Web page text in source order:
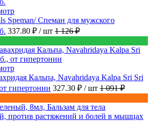
Speman/ Спеман для мужского
337.80 ₽ / шт 1 126 ₽
Кальпа, Navahridaya Kalpa Sri Sri
гипертонии 327.30 ₽ / шт 1 091 ₽